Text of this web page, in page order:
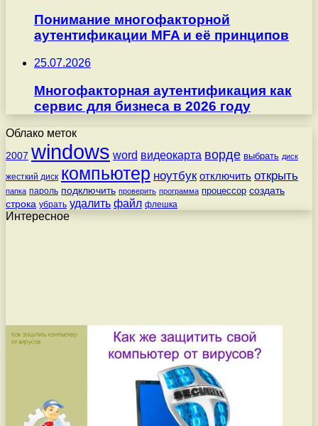
Понимание многофакторной
аутентификации MFA и её принципов
25.07.2026
Многофакторная аутентификация как
сервис для бизнеса в 2026 году
Облако меток
2007 windows word видеокарта ворде выбрать диск
жесткий диск компьютер ноутбук отключить открыть
папка пароль подключить проверить программа процессор создать
строка убрать удалить файл флешка
Интересное